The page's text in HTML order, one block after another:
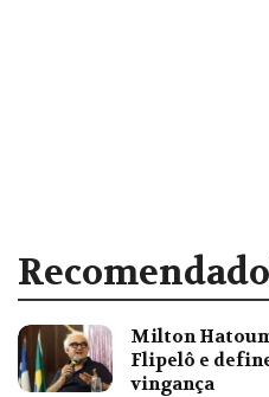
Milton
Flipelô e
vingança